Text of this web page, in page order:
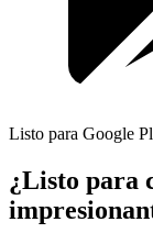
Listo para Google
¿Listo para